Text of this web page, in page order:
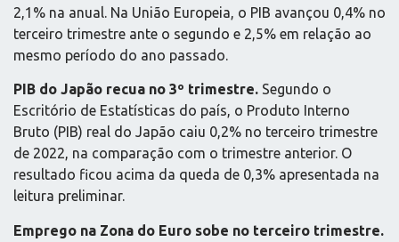
2,1% na anual. Na União Europeia, o PIB avançou 0,4% no
terceiro trimestre ante o segundo e 2,5% em relação ao
mesmo período do ano passado.
PIB do Japão recua no 3º trimestre. Segundo o
Escritório de Estatísticas do país, o Produto Interno
Bruto (PIB) real do Japão caiu 0,2% no terceiro trimestre
de 2022, na comparação com o trimestre anterior. O
resultado ficou acima da queda de 0,3% apresentada na
leitura preliminar.
Emprego na Zona do Euro sobe no terceiro trimestre.